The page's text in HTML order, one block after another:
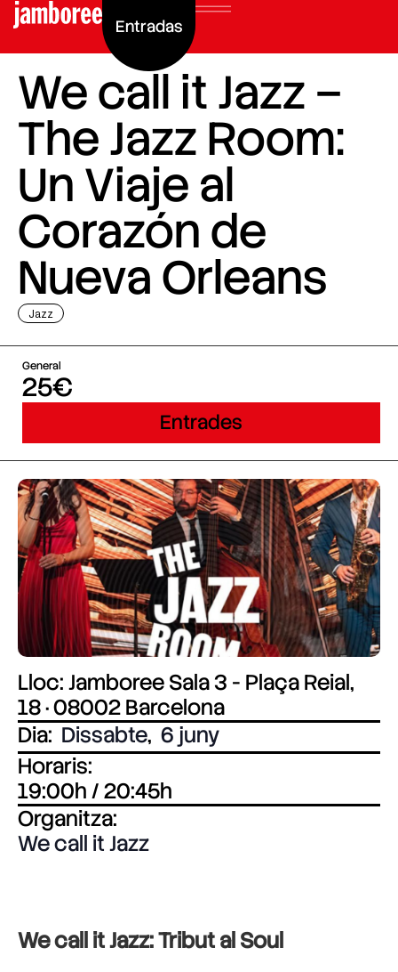
Entradas
We call it Jazz –
The Jazz Room:
Un Viaje al
Corazón de
Nueva Orleans
Jazz
General
25€
Entrades
Lloc: Jamboree Sala 3 - Plaça Reial,
18 · 08002 Barcelona
Dia: Dissabte, 6 juny
Horaris:
19:00h / 20:45h
Organitza:
We call it Jazz
We call it Jazz: Tribut al Soul